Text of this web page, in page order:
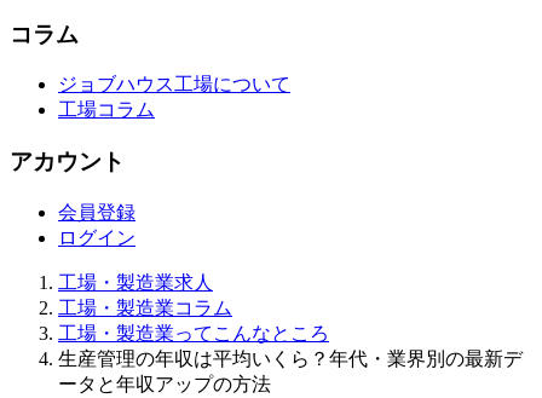
コラム
ジョブハウス工場について
工場コラム
アカウント
会員登録
ログイン
工場・製造業求人
工場・製造業コラム
工場・製造業ってこんなところ
生産管理の年収は平均いくら？年代・業界別の最新デ
ータと年収アップの方法